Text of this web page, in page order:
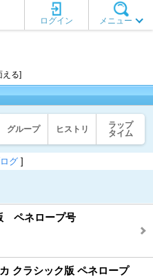
メニュー
ログイン
える]
グループ ヒストリ
ラップ
タイム
グ ]
ペネロープ号
クラシック版 ペネロープ